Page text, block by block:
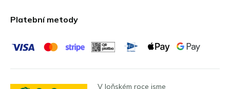
Platební metody
V loňském roce jsme